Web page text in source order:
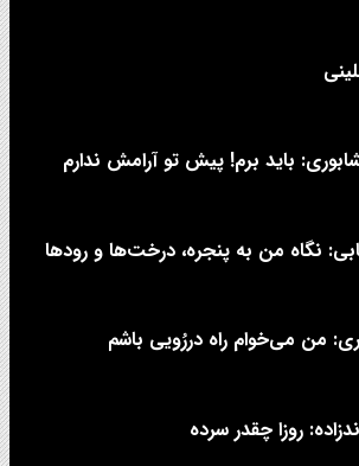
باید برم! پیش تو آرامش ندارم
نگاه من به پنجره، درخت‌ها و رودها
من می‌خوام راه دررُویی باشم
روزا چقدر سرده